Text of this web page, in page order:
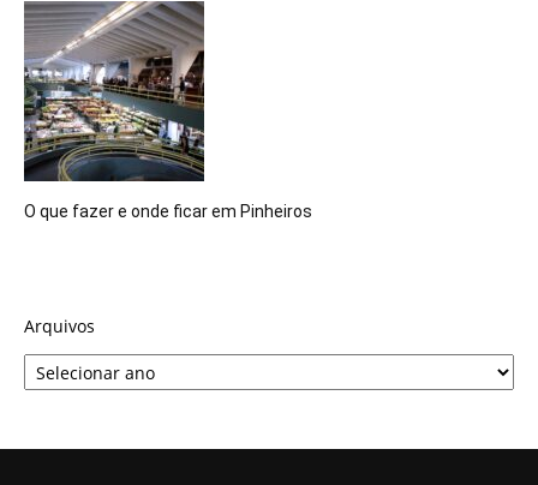
O que fazer e onde ficar em Pinheiros
Arquivos